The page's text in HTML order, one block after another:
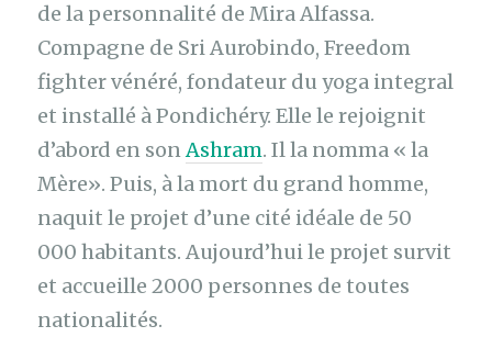
de la personnalité de Mira Alfassa.
Compagne de Sri Aurobindo, Freedom
fighter vénéré, fondateur du yoga integral
et installé à Pondichéry. Elle le rejoignit
d’abord en sonAshram. Il la nomma « la
Mère». Puis, à la mort du grand homme,
naquit le projet d’une cité idéale de 50
000 habitants. Aujourd’hui le projet survit
et accueille 2000 personnes de toutes
nationalités.